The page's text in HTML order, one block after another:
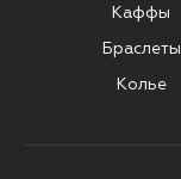
Каффы
Браслеты
Колье